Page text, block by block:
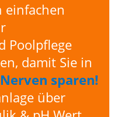
einfachen
Poolpflege
damit Sie in
Nerven sparen!
über